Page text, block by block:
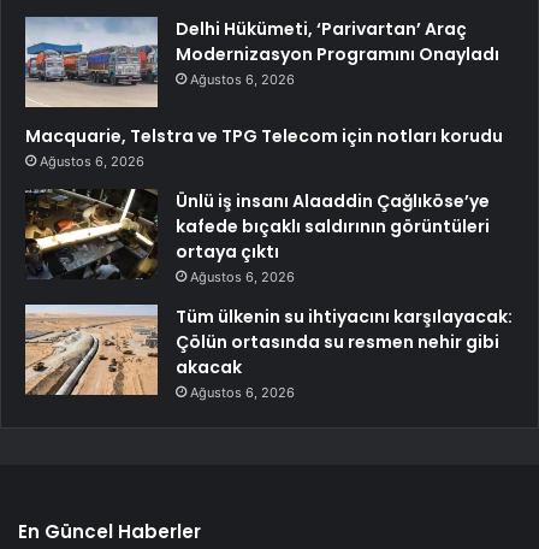
Delhi Hükümeti, ‘Parivartan’ Araç
Modernizasyon Programını Onayladı
Ağustos 6, 2026
Macquarie, Telstra ve TPG Telecom için notları korudu
Ağustos 6, 2026
Ünlü iş insanı Alaaddin Çağlıköse’ye
kafede bıçaklı saldırının görüntüleri
ortaya çıktı
Ağustos 6, 2026
Tüm ülkenin su ihtiyacını karşılayacak:
Çölün ortasında su resmen nehir gibi
akacak
Ağustos 6, 2026
En Güncel Haberler